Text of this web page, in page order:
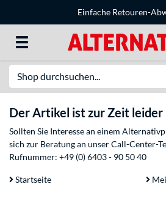
Einfache Retouren-
Der Artikel ist zur Zeit
Sollten Sie Interesse an einem
sich zur Beratung an unser Call-Center-
Rufnummer: +49 (0) 6403 - 90 50 40
Startseite